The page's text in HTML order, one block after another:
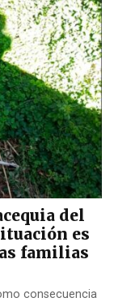
del
es
familias
consecuencia